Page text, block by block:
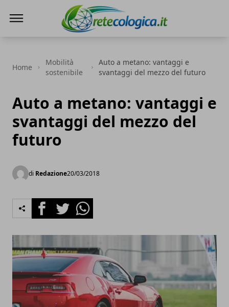
Home
Mobilità
sostenibile
Auto a metano: vantaggi e
svantaggi del mezzo del futuro
Auto a metano: vantaggi e
svantaggi del mezzo del
futuro
di Redazione20/03/2018
FacebookTwitterWhatsapp